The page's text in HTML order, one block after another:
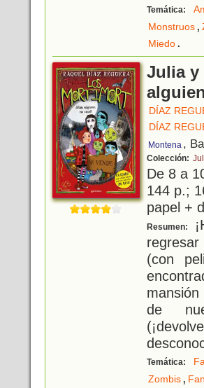
Temática:
Monstruos,
Miedo.
Julia y
DÍAZ
DÍAZ
Montena ,
Colección:
De 8 a
144 p.;
papel +
Resumen:
(con
de
Temática:
Zombis,